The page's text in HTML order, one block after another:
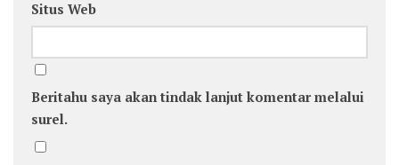
Situs Web
Beritahu saya akan tindak lanjut komentar melalui
surel.